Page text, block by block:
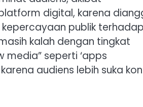
digital, karena
kepercayaan publik terhadap
kalah dengan tingkat
media” seperti ‘apps
audiens lebih suka